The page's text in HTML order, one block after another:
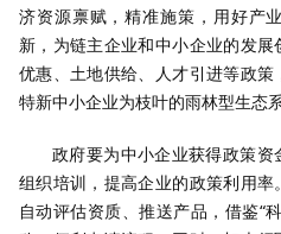
济资源禀赋，精准施策，用好产
新，为链主企业和中小企业的发
优惠、土地供给、人才引进等政
特新中小企业为枝叶的雨林型生态系
政府要为中小企业获得政策
组织培训，提高企业的政策利用率
自动评估资质、推送产品，借鉴“